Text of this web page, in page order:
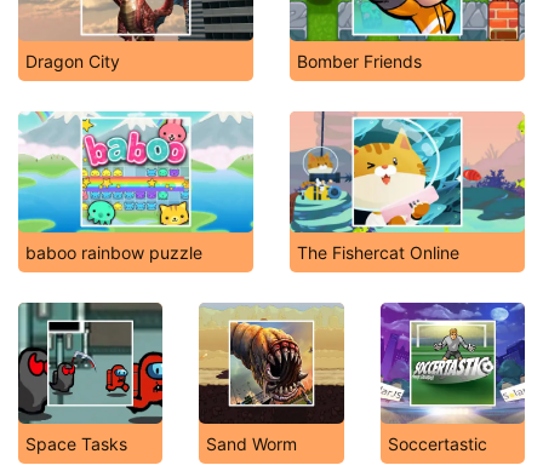
Dragon City Bomber Friends
baboo rainbow puzzle The Fishercat Online
Space Tasks Sand Worm Soccertastic